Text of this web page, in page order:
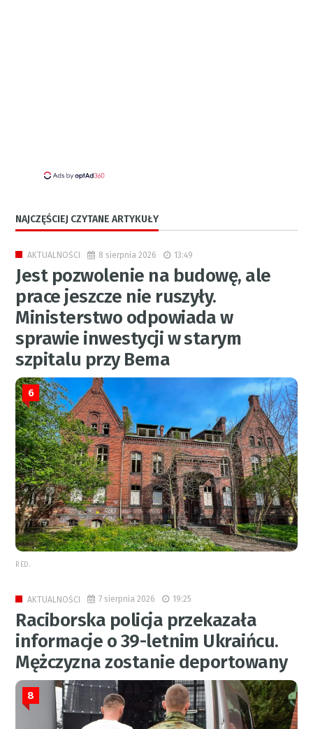
NAJCZĘŚCIEJ CZYTANE ARTYKUŁY
AKTUALNOŚCI 8 sierpnia 2026 13:49
Jest pozwolenie na budowę, ale
prace jeszcze nie ruszyły.
Ministerstwo odpowiada w
sprawie inwestycji w starym
szpitalu przy Bema
6
RED.
AKTUALNOŚCI 7 sierpnia 2026 19:25
Raciborska policja przekazała
informacje o 39-letnim Ukraińcu.
Mężczyzna zostanie deportowany
8